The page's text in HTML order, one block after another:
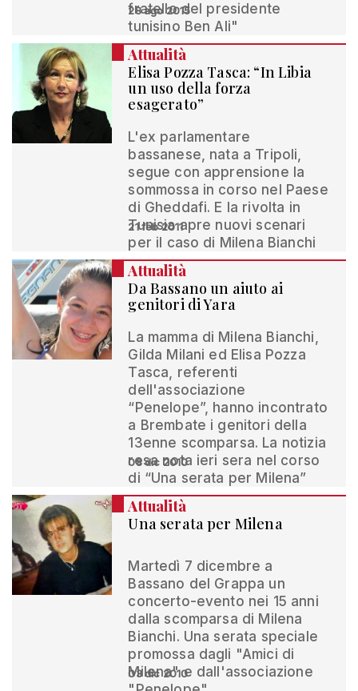
fratello del presidente
tunisino Ben Ali"
28 ago 2015
Attualità
Elisa Pozza Tasca: “In Libia
un uso della forza
esagerato”
L'ex parlamentare
bassanese, nata a Tripoli,
segue con apprensione la
sommossa in corso nel Paese
di Gheddafi. E la rivolta in
Tunisia apre nuovi scenari
per il caso di Milena Bianchi
21 feb 2011
Attualità
Da Bassano un aiuto ai
genitori di Yara
La mamma di Milena Bianchi,
Gilda Milani ed Elisa Pozza
Tasca, referenti
dell'associazione
“Penelope”, hanno incontrato
a Brembate i genitori della
13enne scomparsa. La notizia
resa nota ieri sera nel corso
di “Una serata per Milena”
08 dic 2010
Attualità
Una serata per Milena
Martedì 7 dicembre a
Bassano del Grappa un
concerto-evento nei 15 anni
dalla scomparsa di Milena
Bianchi. Una serata speciale
promossa dagli "Amici di
Milena" e dall'associazione
03 dic 2010